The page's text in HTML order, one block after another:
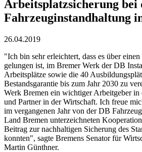
Arbeitsplatzsicherung bei
Fahrzeuginstandhaltung
26.04.2019
"Ich bin sehr erleichtert, dass es über einen
gelungen ist, im Bremer Werk der DB
Arbeitsplätze sowie die 40
Bestandsgarantie bis zum Jahr 2030 zu
Werk Bremen ein wichtiger Arbeitgeber in
und Partner in der Wirtschaft. Ich freue
im vergangenen Jahr von der DB
Land Bremen unterzeichneten
Beitrag zur nachhaltigen Sicherung des
konnten", sagte Bremens Senator für
Martin Günthner.